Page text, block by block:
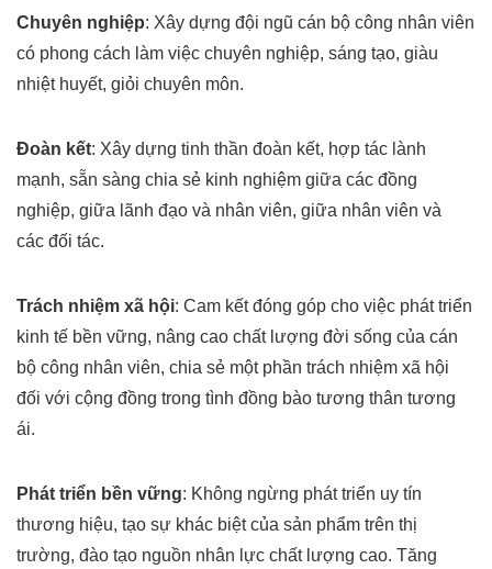
Chuyên nghiệp: Xây dựng đội ngũ cán bộ công nhân viên
có phong cách làm việc chuyên nghiệp, sáng tạo, giàu
nhiệt huyết, giỏi chuyên môn.
Đoàn kết: Xây dựng tinh thần đoàn kết, hợp tác lành
mạnh, sẵn sàng chia sẻ kinh nghiệm giữa các đồng
nghiệp, giữa lãnh đạo và nhân viên, giữa nhân viên và
các đối tác.
Trách nhiệm xã hội: Cam kết đóng góp cho việc phát triển
kinh tế bền vững, nâng cao chất lượng đời sống của cán
bộ công nhân viên, chia sẻ một phần trách nhiệm xã hội
đối với cộng đồng trong tình đồng bào tương thân tương
ái.
Phát triển bền vững: Không ngừng phát triển uy tín
thương hiệu, tạo sự khác biệtcủa sản phẩm trên thị
trường, đào tạo nguồn nhân lực chất lượng cao. Tăng